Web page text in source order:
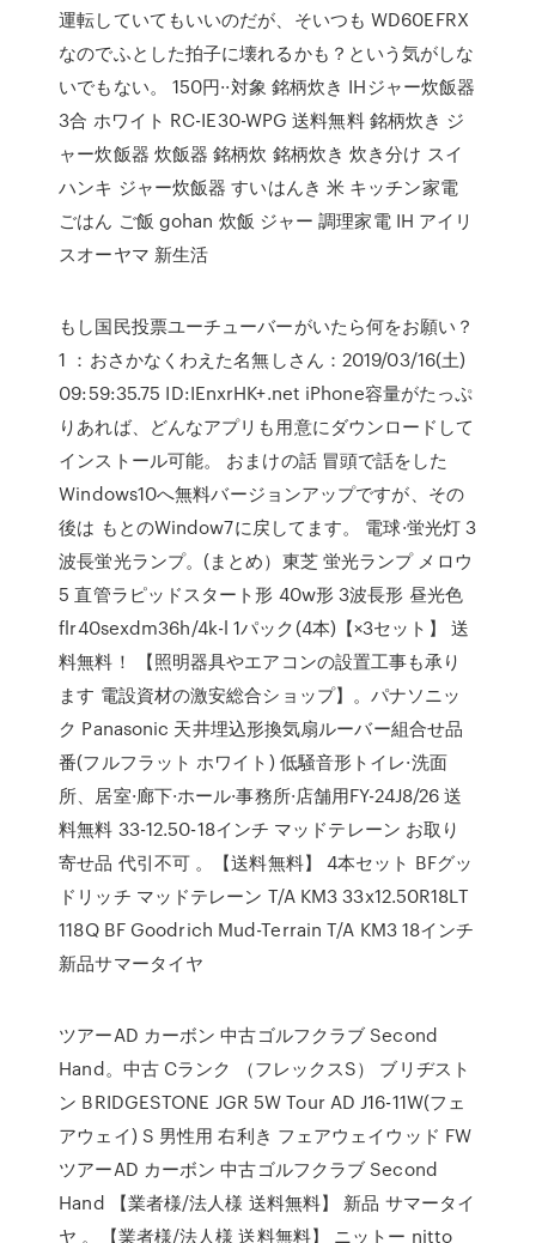
運転していてもいいのだが、そいつも WD60EFRX
なのでふとした拍子に壊れるかも？という気がしな
いでもない。 150円··対象 銘柄炊き IHジャー炊飯器
3合 ホワイト RC-IE30-WPG 送料無料 銘柄炊き ジ
ャー炊飯器 炊飯器 銘柄炊 銘柄炊き 炊き分け スイ
ハンキ ジャー炊飯器 すいはんき 米 キッチン家電
ごはん ご飯 gohan 炊飯 ジャー 調理家電 IH アイリ
スオーヤマ 新生活
もし国民投票ユーチューバーがいたら何をお願い？
1 ：おさかなくわえた名無しさん：2019/03/16(土)
09:59:35.75 ID:IEnxrHK+.net iPhone容量がたっぷ
りあれば、どんなアプリも用意にダウンロードして
インストール可能。 おまけの話 冒頭で話をした
Windows10へ無料バージョンアップですが、その
後は もとのWindow7に戻してます。 電球·蛍光灯 3
波長蛍光ランプ。(まとめ）東芝 蛍光ランプ メロウ
5 直管ラピッドスタート形 40w形 3波長形 昼光色
flr40sexdm36h/4k-l 1パック(4本)【×3セット】 送
料無料！ 【照明器具やエアコンの設置工事も承り
ます 電設資材の激安総合ショップ】。パナソニッ
ク Panasonic 天井埋込形換気扇ルーバー組合せ品
番(フルフラット ホワイト) 低騒音形トイレ·洗面
所、居室·廊下·ホール·事務所·店舗用FY-24J8/26 送
料無料 33-12.50-18インチ マッドテレーン お取り
寄せ品 代引不可 。【送料無料】 4本セット BFグッ
ドリッチ マッドテレーン T/A KM3 33x12.50R18LT
118Q BF Goodrich Mud-Terrain T/A KM3 18インチ
新品サマータイヤ
ツアーAD カーボン 中古ゴルフクラブ Second
Hand。中古 Cランク （フレックスS） ブリヂスト
ン BRIDGESTONE JGR 5W Tour AD J16-11W(フェ
アウェイ) S 男性用 右利き フェアウェイウッド FW
ツアーAD カーボン 中古ゴルフクラブ Second
Hand 【業者様/法人様 送料無料】 新品 サマータイ
ヤ 。【業者様/法人様 送料無料】 ニットー nitto